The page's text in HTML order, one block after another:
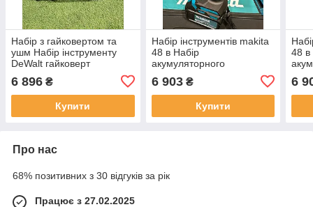
Набір з гайковертом та
ушм Набір інструменту
DeWalt гайковерт
DCG405P2 48 В з двома
АКБ 6 А·год і зарядним
6 896 ₴
Купити
Набір інструментів makita
48 в Набір
акумуляторного
DTW485 та DTW800 48 В
з шуруповертом,
гайковертом і двома
6 903₴
Купити
48 в
УШМ
6
Про нас
68% позитивних з 30 відгуків за рік
Працює з 27.02.2025